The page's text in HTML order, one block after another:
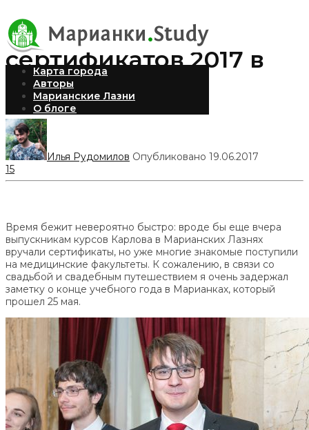
Карта города
Авторы
Марианские Лазни
О блоге
Вручение
сертификатов 2017 в
Марианках
Илья Рудомилов Опубликовано 19.06.2017
15
Время бежит невероятно быстро: вроде бы еще вчера
выпускникам курсов Карлова в Марианских Лазнях
вручали сертификаты, но уже многие знакомые поступили
на медицинские факультеты. К сожалению, в связи со
свадьбой и свадебным путешествием я очень задержал
заметку о конце учебного года в Марианках, который
прошел 25 мая.